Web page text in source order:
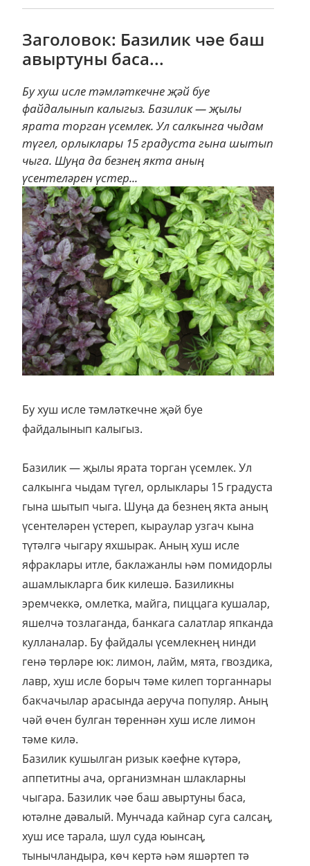
Заголовок: Базилик чәе баш
авыртуны баса...
Бу хуш исле тәмләткечне җәй буе
файдалынып калыгыз. Базилик — җылы
ярата торган үсемлек. Ул салкынга чыдам
түгел, орлыклары 15 градуста гына шытып
чыга. Шуңа да безнең якта аның
үсентеләрен үстер...
Бу хуш исле тәмләткечне җәй буе
файдалынып калыгыз.
Базилик — җылы ярата торган үсемлек. Ул
салкынга чыдам түгел, орлыклары 15 градуста
гына шытып чыга. Шуңа да безнең якта аның
үсентеләрен үстереп, кыраулар узгач кына
түтәлгә чыгару яхшырак. Аның хуш исле
яфраклары итле, баклажанлы һәм помидорлы
ашамлыкларга бик килешә. Базиликны
эремчеккә, омлетка, майга, пиццага кушалар,
яшелчә тозлаганда, банкага салатлар япканда
кулланалар. Бу файдалы үсемлекнең нинди
генә төрләре юк: лимон, лайм, мята, гвоздика,
лавр, хуш исле борыч тәме килеп торганнары
бакчачылар арасында аеруча популяр. Аның
чәй өчен булган төреннән хуш исле лимон
тәме килә.
Базилик кушылган ризык кәефне күтәрә,
аппетитны ача, организмнан шлакларны
чыгара. Базилик чәе баш авыртуны баса,
ютәлне дәвалый. Мунчада кайнар суга салсаң,
хуш исе тарала, шул суда юынсаң,
тынычландыра, көч кертә һәм яшәртеп тә